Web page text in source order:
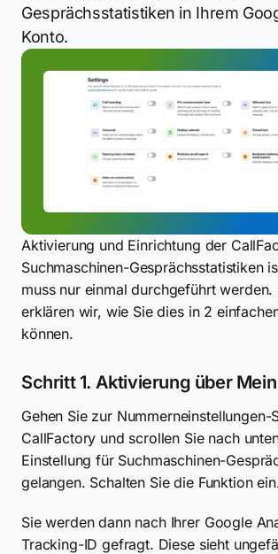
Gesprächsstatistiken in Ihrem
Konto.
Aktivierung und Einrichtung der
Suchmaschinen-Gesprächsstatistiken
muss nur einmal durchgeführt werden.
erklären wir, wie Sie dies in 2
können.
Schritt 1. Aktivierung über
Gehen Sie zur Nummerneinstellungen-
CallFactory und scrollen Sie nach
Einstellung für Suchmaschinen-
gelangen. Schalten Sie die Funktion
Sie werden dann nach Ihrer Google
Tracking-ID gefragt. Diese sieht